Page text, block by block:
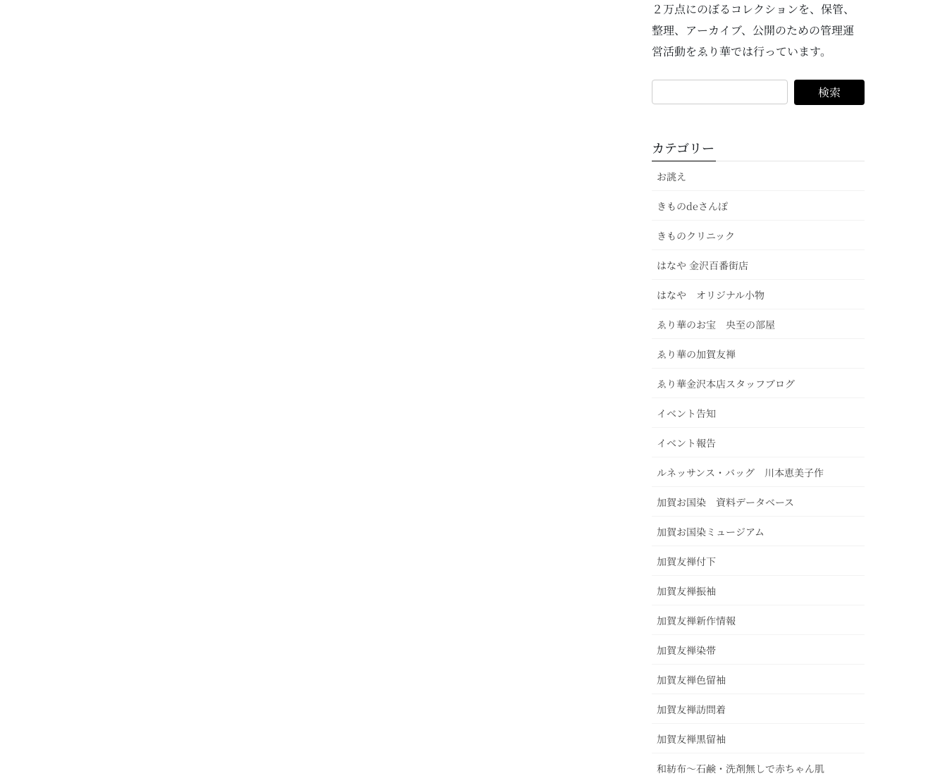
２万点にのぼるコレクションを、保管、
整理、アーカイブ、公開のための管理運
営活動をゑり華では行っています。
カテゴリー
お誂え
きものdeさんぽ
きものクリニック
はなや 金沢百番街店
はなや オリジナル小物
ゑり華のお宝 央至の部屋
ゑり華の加賀友禅
ゑり華金沢本店スタッフブログ
イベント告知
イベント報告
ルネッサンス・バッグ 川本恵美子作
加賀お国染 資料データベース
加賀お国染ミュージアム
加賀友禅付下
加賀友禅振袖
加賀友禅新作情報
加賀友禅染帯
加賀友禅色留袖
加賀友禅訪問着
加賀友禅黒留袖
和紡布～石鹸・洗剤無しで赤ちゃん肌